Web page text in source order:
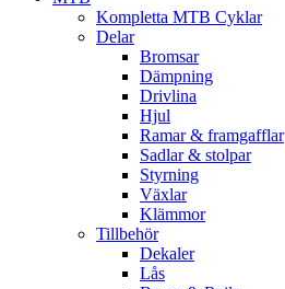
Kompletta MTB Cyklar
Delar
Bromsar
Dämpning
Drivlina
Hjul
Ramar & framgafflar
Sadlar & stolpar
Styrning
Växlar
Klämmor
Tillbehör
Dekaler
Lås